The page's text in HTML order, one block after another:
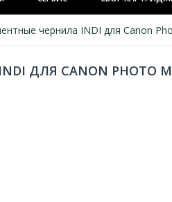
чернила INDI для Canon
ДЛЯ CANON PHOTO